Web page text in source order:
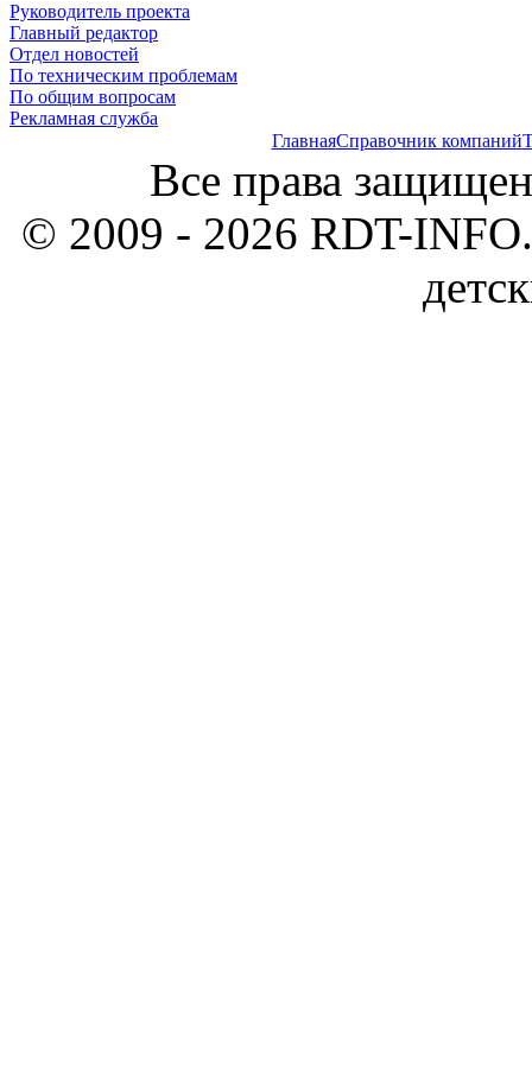
Руководитель проекта
Главный редактор
Отдел новостей
По техническим проблемам
По общим вопросам
Рекламная служба
ГлавнаяСправочник компаний
Все права
© 2009 - 2026 RDT-